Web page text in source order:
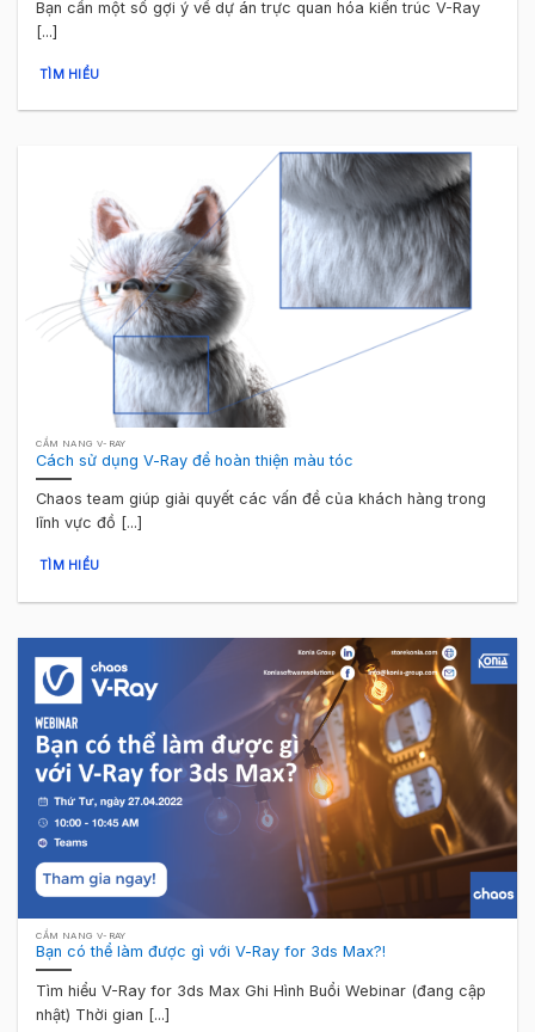
Bạn cần một số gợi ý về dự án trực quan hóa kiến trúc V-Ray
[...]
TÌM HIỂU
CẨM NANG V-RAY
Cách sử dụng V-Ray để hoàn thiện màu tóc
Chaos team giúp giải quyết các vấn đề của khách hàng trong
lĩnh vực đồ [...]
TÌM HIỂU
CẨM NANG V-RAY
Bạn có thể làm được gì với V-Ray for 3ds Max?!
Tìm hiểu V-Ray for 3ds Max Ghi Hình Buổi Webinar (đang cập
nhật) Thời gian [...]